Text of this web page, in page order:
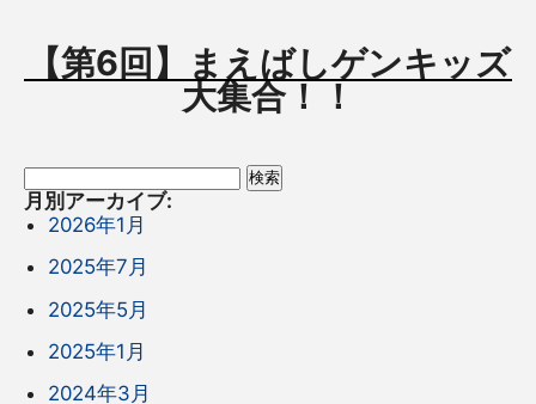
【第6回】まえばしゲンキッズ
大集合！！
検
索:
月別アーカイブ:
2026年1月
2025年7月
2025年5月
2025年1月
2024年3月